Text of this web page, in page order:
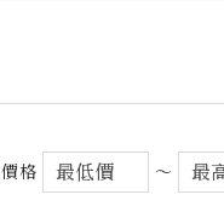
價格 ～